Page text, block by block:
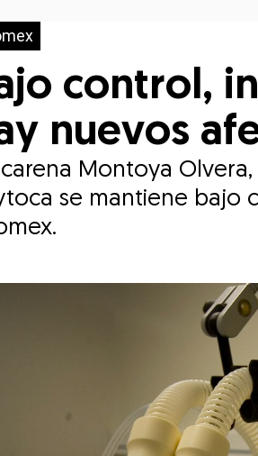
control,
nuevos
Montoya
se mantiene bajo